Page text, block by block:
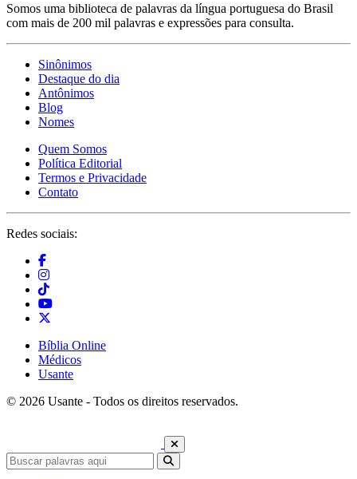
Somos uma biblioteca de palavras da língua portuguesa do Brasil
com mais de 200 mil palavras e expressões para consulta.
Sinônimos
Destaque do dia
Antônimos
Blog
Nomes
Quem Somos
Política Editorial
Termos e Privacidade
Contato
Redes sociais:
Bíblia Online
Médicos
Usante
© 2026 Usante - Todos os direitos reservados.